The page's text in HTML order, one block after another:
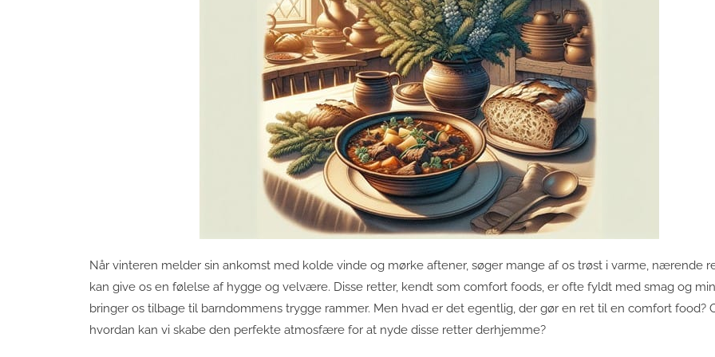
Når vinteren melder sin ankomst med kolde vinde og mørke aftener, søger mange af os trøst i varme, nærende
kan give os en følelse af hygge og velvære. Disse retter, kendt som comfort foods, er ofte fyldt med smag og
bringer os tilbage til barndommens trygge rammer. Men hvad er det egentlig, der gør en ret til en comfort food?
hvordan kan vi skabe den perfekte atmosfære for at nyde disse retter derhjemme?